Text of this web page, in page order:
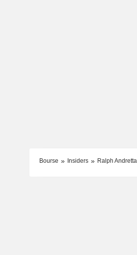
Bourse Insiders Ralph Andretta